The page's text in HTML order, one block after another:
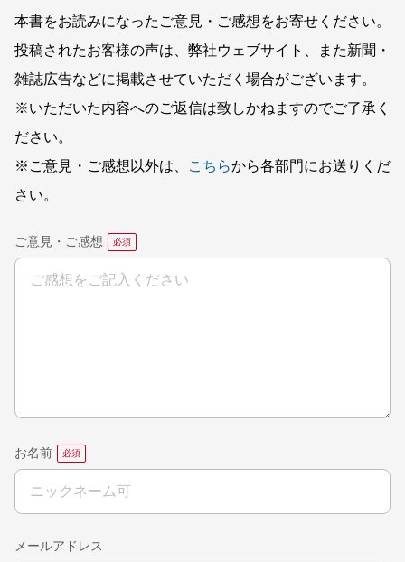
本書をお読みになったご意見・ご感想をお寄せください。
投稿されたお客様の声は、弊社ウェブサイト、また新聞・
雑誌広告などに掲載させていただく場合がございます。
※いただいた内容へのご返信は致しかねますのでご了承く
ださい。
※ご意見・ご感想以外は、
こちらから各部門にお送りくだ
さい。
ご意見・ご感想
お名前
メールアドレス